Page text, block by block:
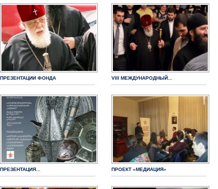
ПРЕЗЕНТАЦИИ ФОНДА VIII МЕЖДУНАРОДНЫЙ...
ПРЕЗЕНТАЦИЯ... ПРОЕКТ «МЕДИАЦИЯ»